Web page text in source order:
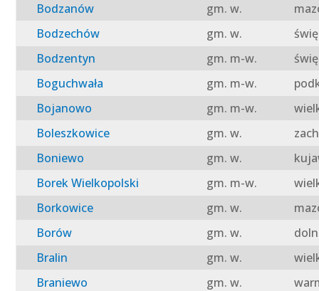
Bodzanów
gm. w.
Bodzechów
gm. w.
Bodzentyn
gm. m-w.
Boguchwała
gm. m-w.
Bojanowo
gm. m-w.
Boleszkowice
gm. w.
Boniewo
gm. w.
Borek Wielkopolski
gm. m-w.
Borkowice
gm. w.
Borów
gm. w.
Bralin
gm. w.
Braniewo
gm. w.